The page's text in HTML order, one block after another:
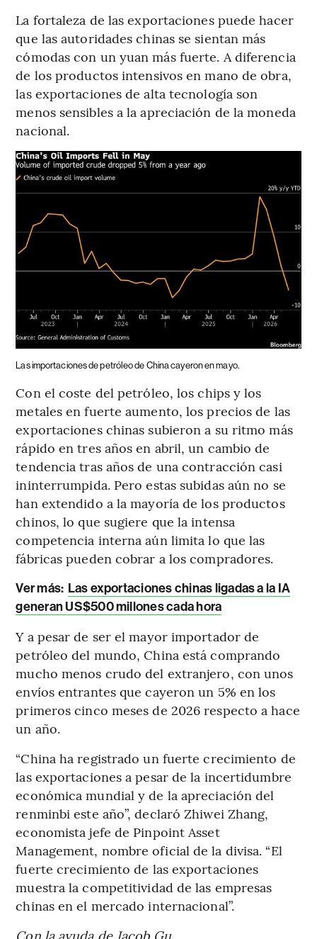
La fortaleza de las exportaciones puede hacer
que las autoridades chinas se sientan más
cómodas con un yuan más fuerte. A diferencia
de los productos intensivos en mano de obra,
las exportaciones de alta tecnología son
menos sensibles a la apreciación de la moneda
nacional.
Las importaciones de petróleo de China cayeron en mayo.
Con el coste del petróleo, los chips y los
metales en fuerte aumento, los precios de las
exportaciones chinas subieron a su ritmo más
rápido en tres años en abril, un cambio de
tendencia tras años de una contracción casi
ininterrumpida. Pero estas subidas aún no se
han extendido a la mayoría de los productos
chinos, lo que sugiere que la intensa
competencia interna aún limita lo que las
fábricas pueden cobrar a los compradores.
Ver más: Las exportaciones chinas ligadas a la IA
generan US$500 millones cada hora
Y a pesar de ser el mayor importador de
petróleo del mundo, China está comprando
mucho menos crudo del extranjero, con unos
envíos entrantes que cayeron un 5% en los
primeros cinco meses de 2026 respecto a hace
un año.
“China ha registrado un fuerte crecimiento de
las exportaciones a pesar de la incertidumbre
económica mundial y de la apreciación del
renminbi este año”, declaró Zhiwei Zhang,
economista jefe de Pinpoint Asset
Management, nombre oficial de la divisa. “El
fuerte crecimiento de las exportaciones
muestra la competitividad de las empresas
chinas en el mercado internacional”.
Con la ayuda de Jacob Gu.